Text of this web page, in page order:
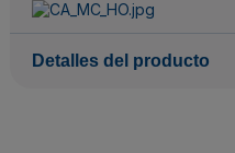
Detalles del producto